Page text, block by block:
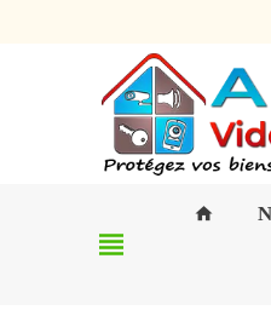
view_headline
home